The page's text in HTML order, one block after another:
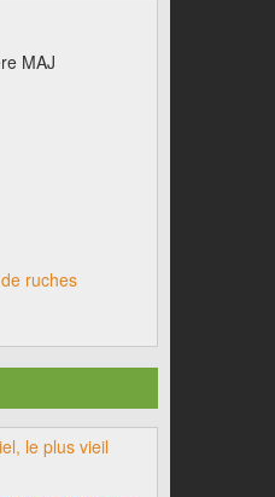
MAJ
ruches
le plus vieil